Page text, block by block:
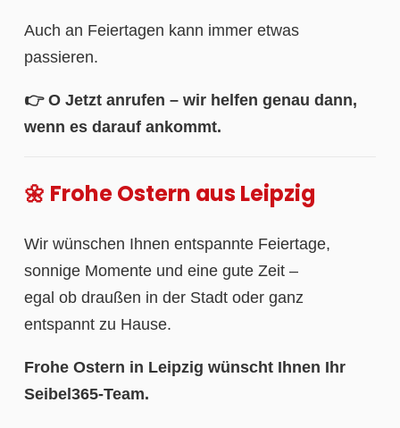
Auch an Feiertagen kann immer etwas
passieren.
👉 O Jetzt anrufen – wir helfen genau dann,
wenn es darauf ankommt.
🌼 Frohe Ostern aus Leipzig
Wir wünschen Ihnen entspannte Feiertage,
sonnige Momente und eine gute Zeit –
egal ob draußen in der Stadt oder ganz
entspannt zu Hause.
Frohe Ostern in Leipzig wünscht Ihnen Ihr
Seibel365-Team.